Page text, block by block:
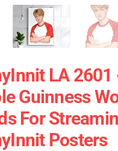
LA 2601
Guinness
For
Posters